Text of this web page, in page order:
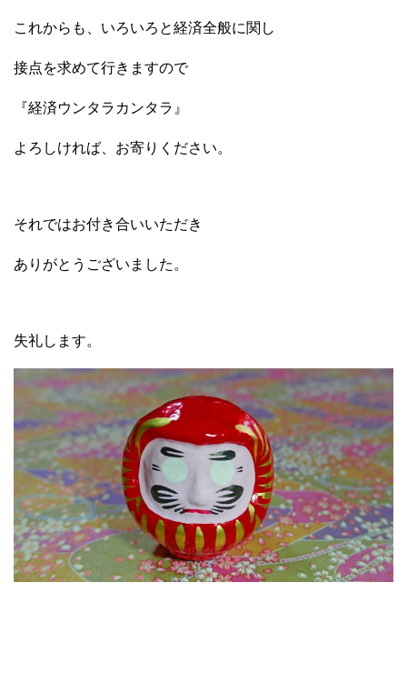
これからも、いろいろと経済全般に関し
接点を求めて行きますので
『経済ウンタラカンタラ』
よろしければ、お寄りください。
それではお付き合いいただき
ありがとうございました。
失礼します。